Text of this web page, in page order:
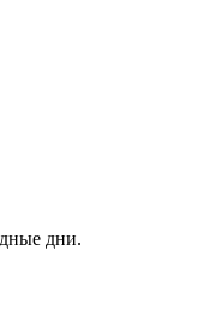
дни.